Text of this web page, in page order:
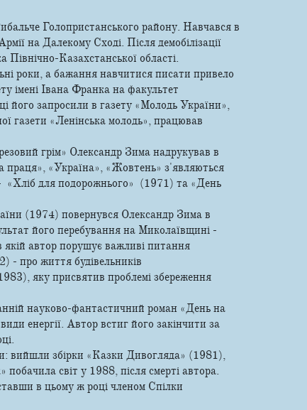
Голопристанського району. Навчався в
на Далекому Сході. Після демобілізації
Казахстанської області.
роки, а бажання навчитися писати привело
імені Івана Франка на факультет
його запросили в газету «Молодь України»,
газети «Ленінська молодь», працював
грім» Олександр Зима надрукував в
праця», «Україна», «Жовтень» з'являються
«Хліб для подорожнього» (1971) та «День
(1974) повернувся Олександр Зима в
його перебування на Миколаївщині -
автор порушує важливі питання
- про життя будівельників
яку присвятив проблемі збереження
науково-фантастичний роман «День на
енергії. Автор встиг його закінчити за
вийшли збірки «Казки Дивогляда» (1981),
світ у 1988, після смерті автора.
в цьому ж році членом Спілки